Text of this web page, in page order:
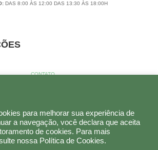
DAS 8:00 ÀS 12:00 DAS 13:30 ÀS 18:00H
CONTATO
PLÁSTICOS 14.794.971/0001-65 | 2019 | POWERED
BYCRONIC
para melhorar sua experiência de
a navegação, você declara que aceita
de cookies. Para mais
nossa Política de Cookies.